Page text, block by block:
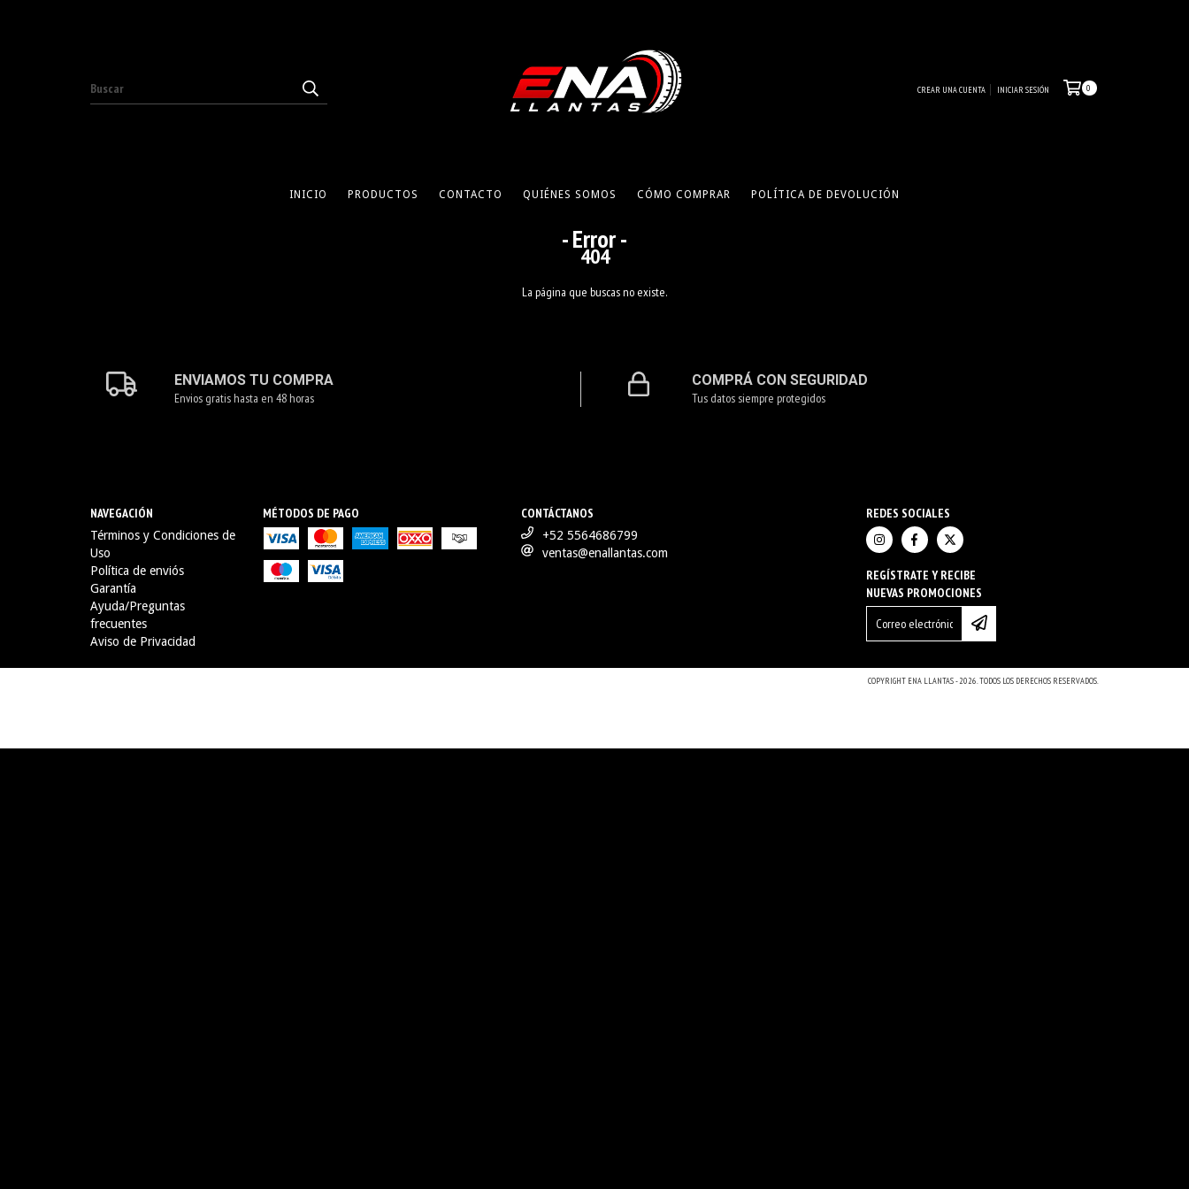
CREAR UNA CUENTA INICIAR SESIÓN 0
INICIO PRODUCTOS CONTACTO QUIÉNES SOMOS CÓMO COMPRAR POLÍTICA DE DEVOLUCIÓN
- Error -
404
La página que buscas no existe.
ENVIAMOS TU COMPRA
Envios gratis hasta en 48 horas
COMPRÁ CON SEGURIDAD
Tus datos siempre protegidos
NAVEGACIÓN
Términos y Condiciones de
Uso
Política de enviós
Garantía
Ayuda/Preguntas
frecuentes
Aviso de Privacidad
MÉTODOS DE PAGO CONTÁCTANOS
+52 5564686799
ventas@enallantas.com
REDES SOCIALES
REGÍSTRATE Y RECIBE
NUEVAS PROMOCIONES
COPYRIGHT ENA LLANTAS - 2026. TODOS LOS DERECHOS RESERVADOS.